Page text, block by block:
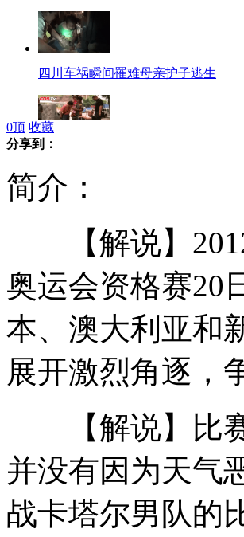
四川车祸瞬间罹难母亲护子逃生
柯震东21岁庆生派对 萧亚轩送香吻
福建客车坠崖事故伤者述惊魂一刻
实拍男子无证驾车被查挥砖头砸民警
0顶 收藏
分享到：
简介：
【解说】2012
奥运会资格赛20
本、澳大利亚和
展开激烈角逐，
【解说】比赛
并没有因为天气
战卡塔尔男队的